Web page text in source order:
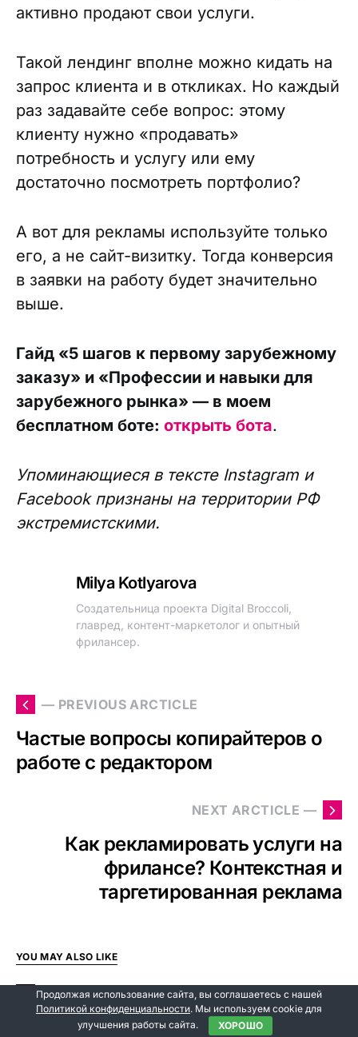
активно продают свои услуги.
Такой лендинг вполне можно кидать на
запрос клиента и в откликах. Но каждый
раз задавайте себе вопрос: этому
клиенту нужно «продавать»
потребность и услугу или ему
достаточно посмотреть портфолио?
А вот для рекламы используйте только
его, а не сайт-визитку. Тогда конверсия
в заявки на работу будет значительно
выше.
Гайд «5 шагов к первому зарубежному
заказу» и «Профессии и навыки для
зарубежного рынка» — в моем
бесплатном боте: открыть бота.
Упоминающиеся в тексте Instagram и
Facebook признаны на территории РФ
экстремистскими.
Milya Kotlyarova
Создательница проекта Digital Broccoli,
главред, контент-маркетолог и опытный
фрилансер.
— PREVIOUS ARCTICLE
Частые вопросы копирайтеров о
работе с редактором
NEXT ARCTICLE —
Как рекламировать услуги на
фрилансе? Контекстная и
таргетированная реклама
YOU MAY ALSO LIKE
МНЕНИЕ
Продолжая использование сайта, вы соглашаетесь с нашей
Политикой конфиденциальности. Мы используем cookie для
улучшения работы сайта.
ХОРОШО